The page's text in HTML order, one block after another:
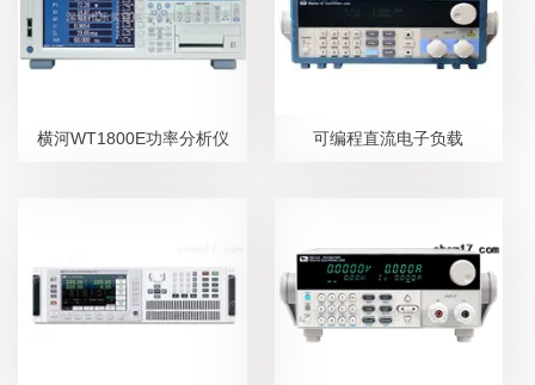
横河WT1800E功率分析仪 可编程直流电子负载